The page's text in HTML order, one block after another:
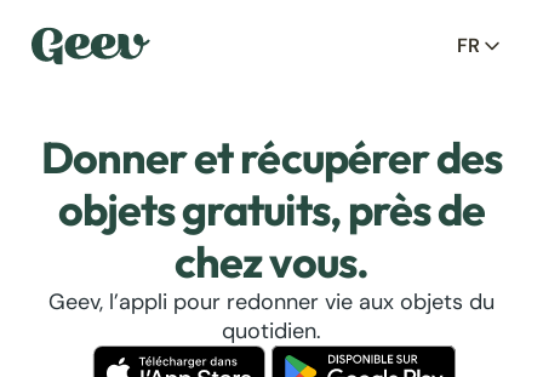
FR
Donner et récupérer des
objets gratuits, près de
chez vous.
Geev, l’appli pour redonner vie aux objets du
quotidien.